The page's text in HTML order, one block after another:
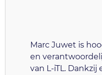
Marc Juwet is
en
van L-iTL.